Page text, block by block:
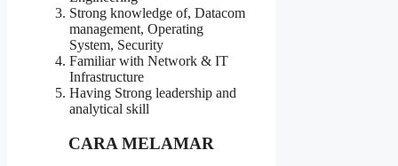
Strong knowledge of, Datacom
management, Operating
System, Security
Familiar with Network & IT
Infrastructure
Having Strong leadership and
analytical skill
CARA MELAMAR